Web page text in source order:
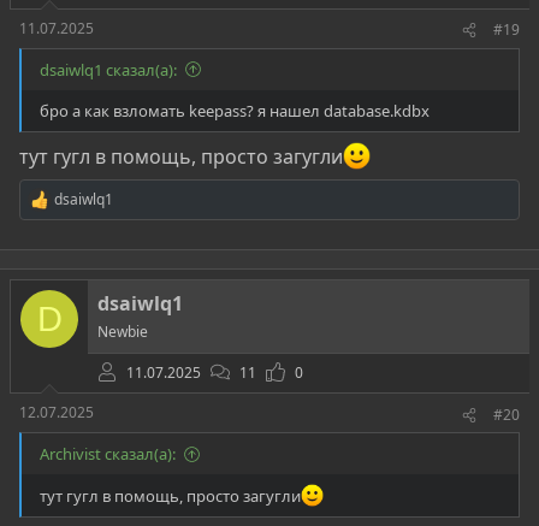
11.07.2025
#19
dsaiwlq1 сказал(а):
бро а как взломать keepass? я нашел database.kdbx
тут гугл в помощь, просто загугли
Р
е
а
к
ц
и
:
dsaiwlq1
D dsaiwlq1
Newbie
11.07.2025
11
0
12.07.2025
#20
Archivist сказал(а):
тут гугл в помощь, просто загугли